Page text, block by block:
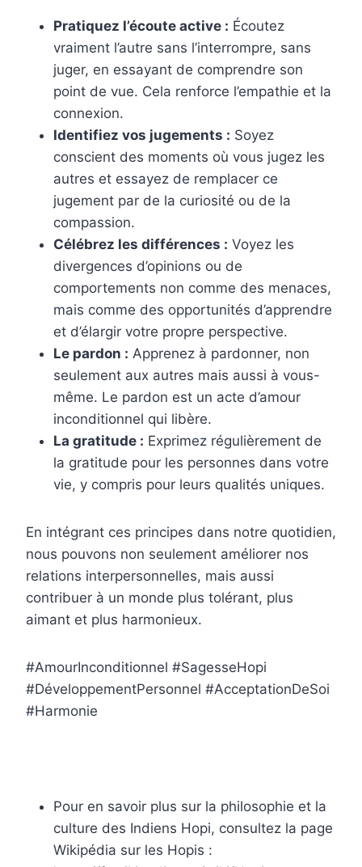
Pratiquez l’écoute active : Écoutez
vraiment l’autre sans l’interrompre, sans
juger, en essayant de comprendre son
point de vue. Cela renforce l’empathie et la
connexion.
Identifiez vos jugements : Soyez
conscient des moments où vous jugez les
autres et essayez de remplacer ce
jugement par de la curiosité ou de la
compassion.
Célébrez les différences : Voyez les
divergences d’opinions ou de
comportements non comme des menaces,
mais comme des opportunités d’apprendre
et d’élargir votre propre perspective.
Le pardon : Apprenez à pardonner, non
seulement aux autres mais aussi à vous-
même. Le pardon est un acte d’amour
inconditionnel qui libère.
La gratitude : Exprimez régulièrement de
la gratitude pour les personnes dans votre
vie, y compris pour leurs qualités uniques.
En intégrant ces principes dans notre quotidien,
nous pouvons non seulement améliorer nos
relations interpersonnelles, mais aussi
contribuer à un monde plus tolérant, plus
aimant et plus harmonieux.
#AmourInconditionnel #SagesseHopi
#DéveloppementPersonnel #AcceptationDeSoi
#Harmonie
Pour en savoir plus sur la philosophie et la
culture des Indiens Hopi, consultez la page
Wikipédia sur les Hopis :